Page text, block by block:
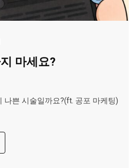
마세요?
나쁜 시술일까요?(ft. 공포 마케팅)